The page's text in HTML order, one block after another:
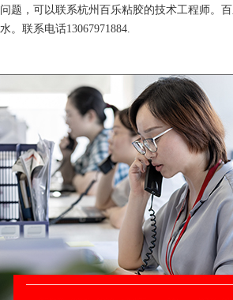
题，可以联系杭州百乐粘胶的技术工程师。
。联系电话13067971884.